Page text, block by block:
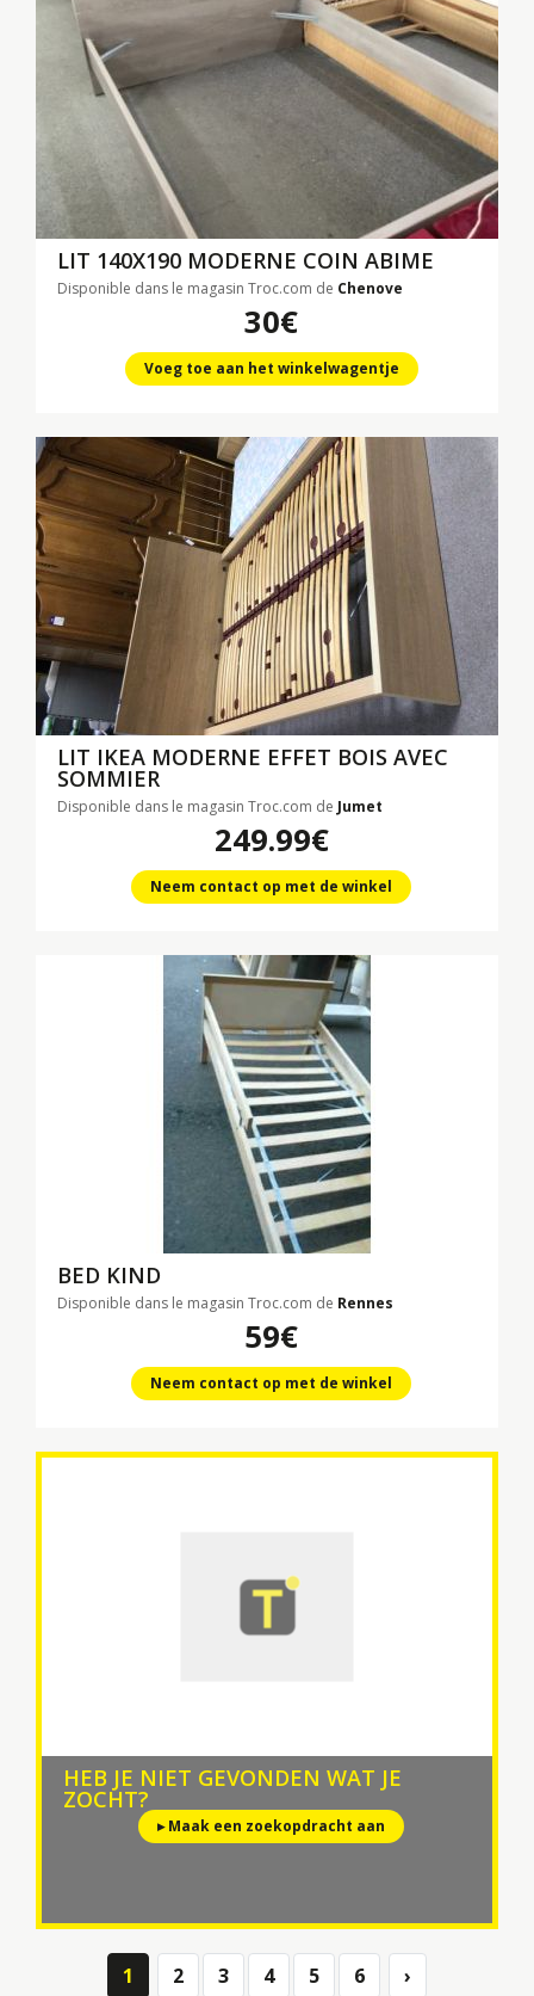
LIT 140X190 MODERNE COIN ABIME
Disponible dans le magasin Troc.com de Chenove
30€
Voeg toe aan het winkelwagentje
LIT IKEA MODERNE EFFET BOIS AVEC
SOMMIER
Disponible dans le magasin Troc.com de Jumet
249.99€
Neem contact op met de winkel
BED KIND
Disponible dans le magasin Troc.com de Rennes
59€
Neem contact op met de winkel
HEB JE NIET GEVONDEN WAT JE
ZOCHT?
▸ Maak een zoekopdracht aan
1 2 3 4 5 6 ›